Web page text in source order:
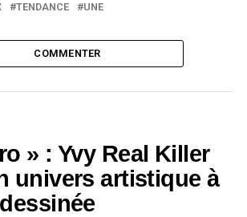
TENDANCE UNE
COMMENTER
» : Yvy Real Killer
univers artistique à